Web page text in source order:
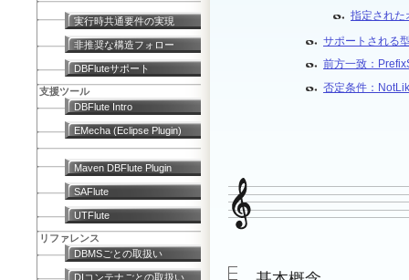
指定された
サポートされる
前方一致：
否定条件：
実行時共通要件の実現
非推奨な構造フォロー
DBFluteサポート
支援ツール
DBFlute Intro
EMecha (Eclipse Plugin)
Maven DBFlute Plugin
SAFlute
UTFlute
リファレンス
DBMSごとの取扱い
DIコンテナごとの取扱い